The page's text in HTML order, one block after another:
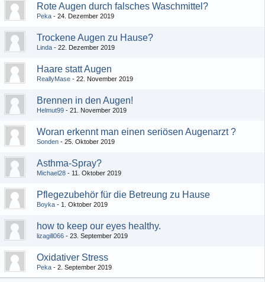
Rote Augen durch falsches Waschmittel?
Peka 24. Dezember 2019
Trockene Augen zu Hause?
Linda 22. Dezember 2019
Haare statt Augen
ReallyMase 22. November 2019
Brennen in den Augen!
Helmut99 21. November 2019
Woran erkennt man einen seriösen Augenarzt ?
Sonden 25. Oktober 2019
Asthma-Spray?
Michael28 11. Oktober 2019
Pflegezubehör für die Betreung zu Hause
Boyka 1. Oktober 2019
how to keep our eyes healthy.
lizagill066 23. September 2019
Oxidativer Stress
Peka 2. September 2019